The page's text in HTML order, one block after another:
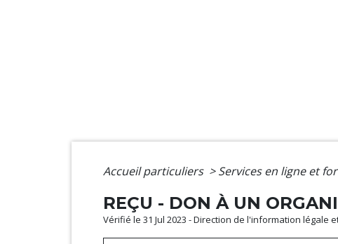
Accueil particuliers > Services en ligne et
REÇU - DON À UN
Vérifié le 31 Jul 2023 - Direction de l'information légale